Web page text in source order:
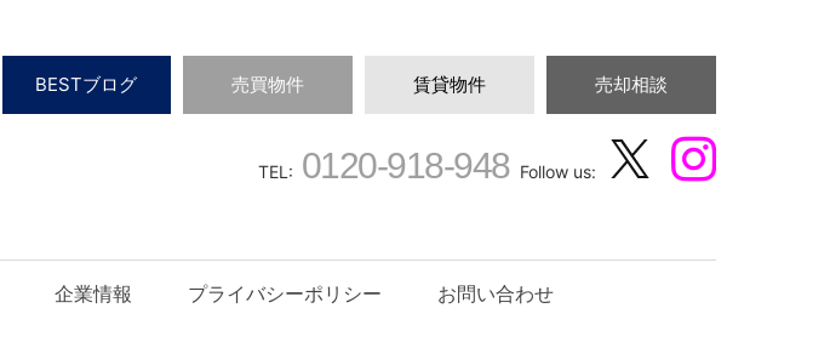
BESTブログ 売買物件 賃貸物件 売却相談
TEL: 0120-918-948Follow us:
企業情報 プライバシーポリシー お問い合わせ